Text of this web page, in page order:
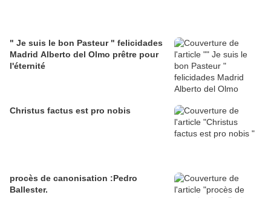
" Je suis le bon Pasteur " felicidades
Madrid Alberto del Olmo prêtre pour
l'éternité
Christus factus est pro nobis
procès de canonisation :Pedro
Ballester.